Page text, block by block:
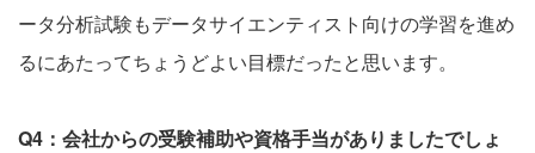
ータ分析試験もデータサイエンティスト向けの学習を進め
るにあたってちょうどよい目標だったと思います。
Q4：会社からの受験補助や資格手当がありましたでしょ